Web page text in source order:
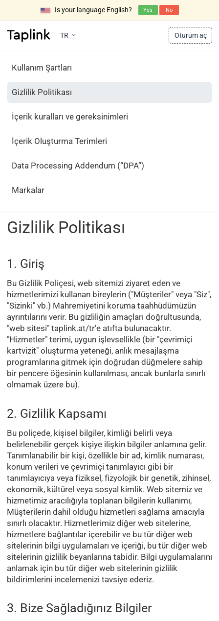
Is your language English? Yes No
TR Oturum aç
Kullanım Şartları
Gizlilik Politikası
İçerik kuralları ve gereksinimleri
İçerik Oluşturma Terimleri
Data Processing Addendum (“DPA”)
Markalar
Gizlilik Politikası
1. Giriş
Bu Gizlilik Poliçesi, web sitemizi ziyaret eden ve
hizmetlerimizi kullanan bireylerin ("Müşteriler" veya "Siz",
"Sizinki" vb.) Mahremiyetini koruma taahhüdümüzün
ayrıntılarını verir. Bu gizliliğin amaçları doğrultusunda,
"web sitesi" taplink.at/tr'e atıfta bulunacaktır.
"Hizmetler" terimi, uygun işlevsellikle (bir "çevrimiçi
kartvizit" oluşturma yeteneği, anlık mesajlaşma
programlarına gitmek için doğrudan düğmelere sahip
bir pencere öğesinin kullanılması, ancak bunlarla sınırlı
olmamak üzere bu).
2. Gizlilik Kapsamı
Bu poliçede, kişisel bilgiler, kimliği belirli veya
belirlenebilir gerçek kişiye ilişkin bilgiler anlamına gelir.
Tanımlanabilir bir kişi, özellikle bir ad, kimlik numarası,
konum verileri ve çevrimiçi tanımlayıcı gibi bir
tanımlayıcıya veya fiziksel, fizyolojik bir genetik, zihinsel,
ekonomik, kültürel veya sosyal kimlik. Web sitemiz ve
hizmetimiz aracılığıyla toplanan bilgilerin kullanımı,
Müşterilerin dahil olduğu hizmetleri sağlama amacıyla
sınırlı olacaktır. Hizmetlerimiz diğer web sitelerine,
hizmetlere bağlantılar içerebilir ve bu tür diğer web
sitelerinin bilgi uygulamaları ve içeriği, bu tür diğer web
sitelerinin gizlilik beyanlarına tabidir. Bilgi uygulamalarını
anlamak için bu tür diğer web sitelerinin gizlilik
bildirimlerini incelemenizi tavsiye ederiz.
3. Bize Sağladığınız Bilgiler